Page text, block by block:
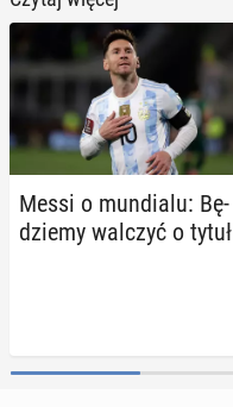
Messi o mun­dia­lu: Bę­
dzie­my walczyć o tytuł